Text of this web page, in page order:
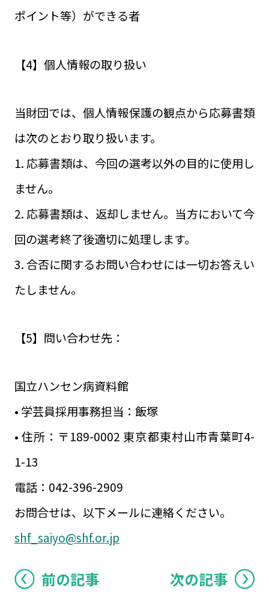
ポイント等）ができる者
【4】個人情報の取り扱い
当財団では、個人情報保護の観点から応募書類
は次のとおり取り扱います。
1. 応募書類は、今回の選考以外の目的に使用し
ません。
2. 応募書類は、返却しません。当方において今
回の選考終了後適切に処理します。
3. 合否に関するお問い合わせには一切お答えい
たしません。
【5】問い合わせ先：
国立ハンセン病資料館
• 学芸員採用事務担当：飯塚
• 住所：〒189-0002 東京都東村山市青葉町4-
1-13
電話：042-396-2909
お問合せは、以下メールに連絡ください。
shf_saiyo@shf.or.jp
前の記事 次の記事